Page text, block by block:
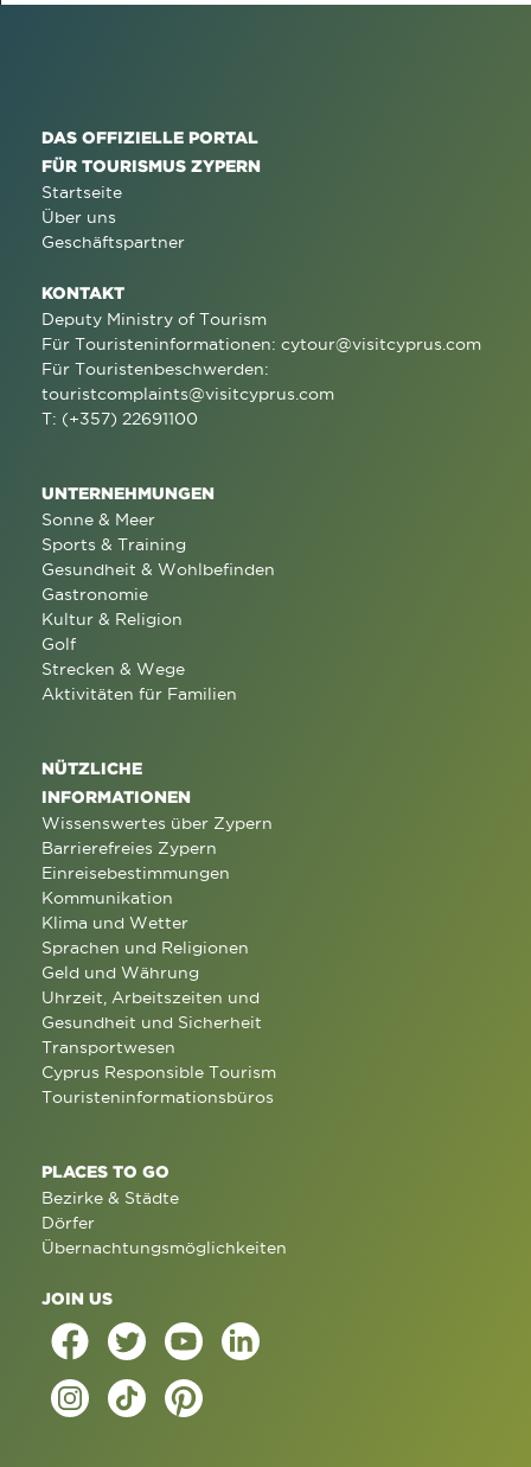
DAS OFFIZIELLE PORTAL
FÜR TOURISMUS ZYPERN
Startseite
Über uns
Geschäftspartner
KONTAKT
Deputy Ministry of Tourism
Für Touristeninformationen: cytour@visitcyprus.com
Für Touristenbeschwerden:
touristcomplaints@visitcyprus.com
T: (+357) 22691100
UNTERNEHMUNGEN
Sonne & Meer
Sports & Training
Gesundheit & Wohlbefinden
Gastronomie
Kultur & Religion
Golf
Strecken & Wege
Aktivitäten für Familien
NÜTZLICHE
INFORMATIONEN
Wissenswertes über Zypern
Barrierefreies Zypern
Einreisebestimmungen
Kommunikation
Klima und Wetter
Sprachen und Religionen
Geld und Währung
Uhrzeit, Arbeitszeiten und
Gesundheit und Sicherheit
Transportwesen
Cyprus Responsible Tourism
Touristeninformationsbüros
PLACES TO GO
Bezirke & Städte
Dörfer
Übernachtungsmöglichkeiten
JOIN US